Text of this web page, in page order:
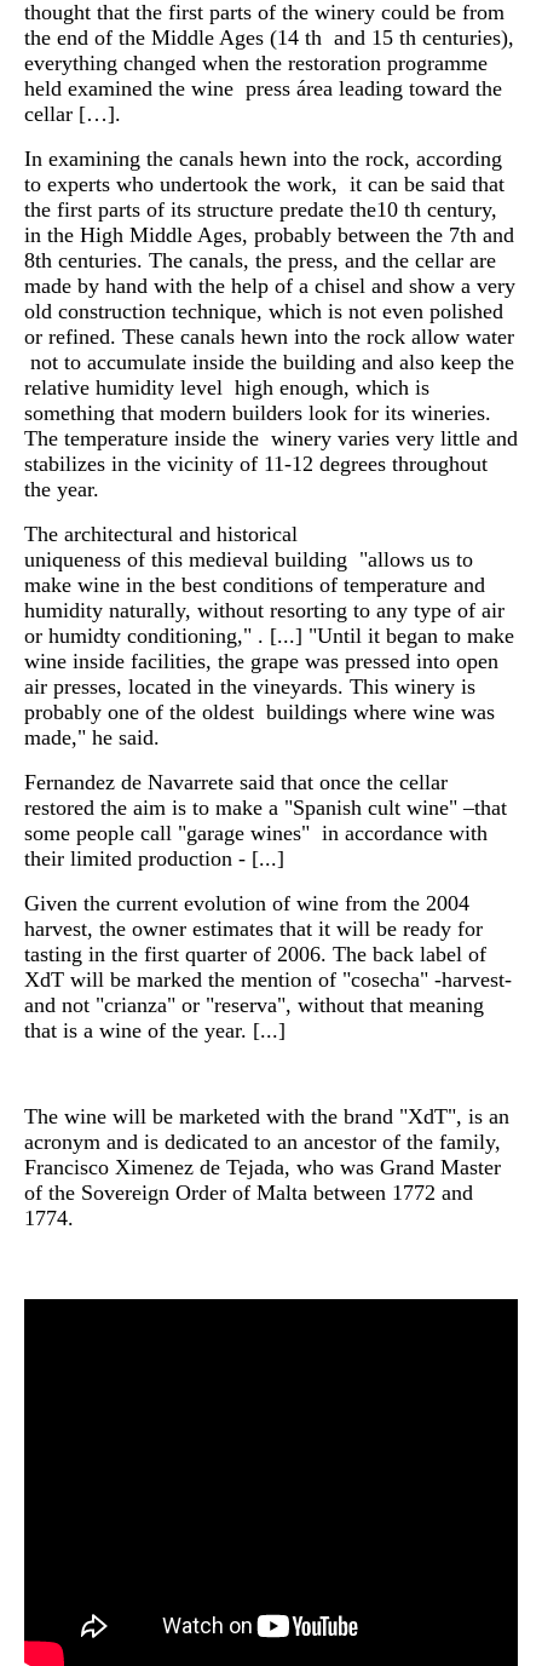
thought that the first parts of the winery could be from
the end of the Middle Ages (14 th and 15 th centuries),
everything changed when the restoration programme
held examined the wine press área leading toward the
cellar […].
In examining the canals hewn into the rock, according
to experts who undertook the work, it can be said that
the first parts of its structure predate the10 th century,
in the High Middle Ages, probably between the 7th and
8th centuries. The canals, the press, and the cellar are
made by hand with the help of a chisel and show a very
old construction technique, which is not even polished
or refined. These canals hewn into the rock allow water
not to accumulate inside the building and also keep the
relative humidity level high enough, which is
something that modern builders look for its wineries.
The temperature inside the winery varies very little and
stabilizes in the vicinity of 11-12 degrees throughout
the year.
The architectural and historical
uniqueness of this medieval building "allows us to
make wine in the best conditions of temperature and
humidity naturally, without resorting to any type of air
or humidty conditioning," . [...] "Until it began to make
wine inside facilities, the grape was pressed into open
air presses, located in the vineyards. This winery is
probably one of the oldest buildings where wine was
made," he said.
Fernandez de Navarrete said that once the cellar
restored the aim is to make a "Spanish cult wine" –that
some people call "garage wines" in accordance with
their limited production - [...]
Given the current evolution of wine from the 2004
harvest, the owner estimates that it will be ready for
tasting in the first quarter of 2006. The back label of
XdT will be marked the mention of "cosecha" -harvest-
and not "crianza" or "reserva", without that meaning
that is a wine of the year. [...]
The wine will be marketed with the brand "XdT", is an
acronym and is dedicated to an ancestor of the family,
Francisco Ximenez de Tejada, who was Grand Master
of the Sovereign Order of Malta between 1772 and
1774.